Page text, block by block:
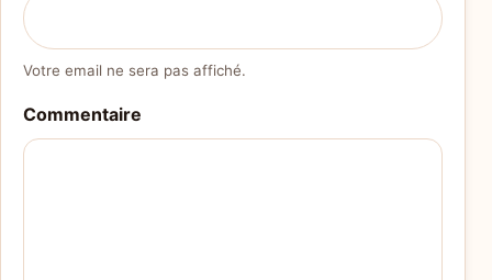
Votre email ne sera pas affiché.
Commentaire